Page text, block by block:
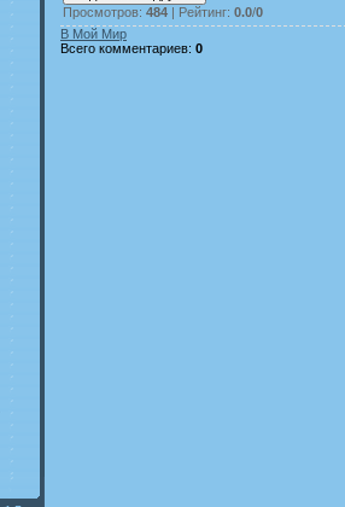
Просмотров: 484 | Рейтинг: 0.0/0
В Мой Мир
Всего комментариев: 0